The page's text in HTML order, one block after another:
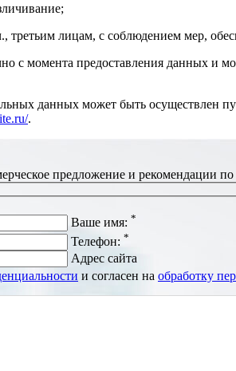
третьим лицам, с соблюдением мер,
с момента предоставления данных
данных может быть осуществлен
.
предложение и рекомендации
Ваше имя: *
Телефон: *
Адрес сайта
и согласен на обработку